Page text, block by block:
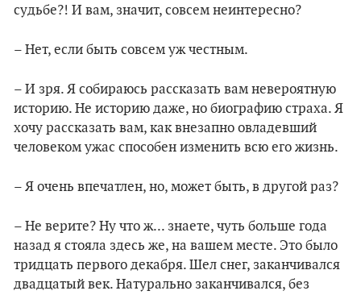
судьбе?! И вам, значит, совcем неинтересно?
– Нет, если быть совсем уж честным.
– И зря. Я собираюсь рассказать вам невероятную
историю. Не историю даже, но биографию страха. Я
хочу рассказать вам, как внезапно овладевший
человеком ужас способен изменить всю его жизнь.
– Я очень впечатлен, но, может быть, в другой раз?
– Не верите? Ну что ж... знаете, чуть больше года
назад я стояла здесь же, на вашем месте. Это было
тридцать первого декабря. Шел снег, заканчивался
двадцатый век. Натурально заканчивался, без